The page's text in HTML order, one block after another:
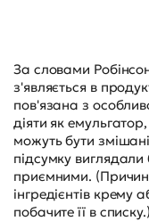
За словами
з'являється в
пов'язана з
діяти як
можуть бути
підсумку виглядали
приємними.
інгредієнтів
побачите її в списку.)